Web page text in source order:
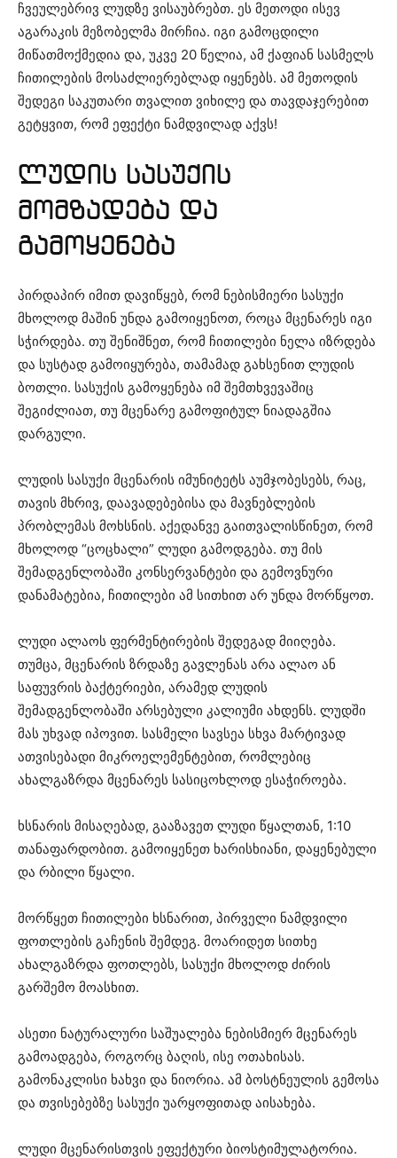
ჩვეულებრივ ლუდზე ვისაუბრებთ. ეს მეთოდი ისევ
აგარაკის მეზობელმა მირჩია. იგი გამოცდილი
მიწათმოქმედია და, უკვე 20 წელია, ამ ქაფიან სასმელს
ჩითილების მოსაძლიერებლად იყენებს. ამ მეთოდის
შედეგი საკუთარი თვალით ვიხილე და თავდაჯერებით
გეტყვით, რომ ეფექტი ნამდვილად აქვს!
ლუდის სასუქის
მომზადება და
გამოყენება
პირდაპირ იმით დავიწყებ, რომ ნებისმიერი სასუქი
მხოლოდ მაშინ უნდა გამოიყენოთ, როცა მცენარეს იგი
სჭირდება. თუ შენიშნეთ, რომ ჩითილები ნელა იზრდება
და სუსტად გამოიყურება, თამამად გახსენით ლუდის
ბოთლი. სასუქის გამოყენება იმ შემთხვევაშიც
შეგიძლიათ, თუ მცენარე გამოფიტულ ნიადაგშია
დარგული.
ლუდის სასუქი მცენარის იმუნიტეტს აუმჯობესებს, რაც,
თავის მხრივ, დაავადებებისა და მავნებლების
პრობლემას მოხსნის. აქედანვე გაითვალისწინეთ, რომ
მხოლოდ “ცოცხალი” ლუდი გამოდგება. თუ მის
შემადგენლობაში კონსერვანტები და გემოვნური
დანამატებია, ჩითილები ამ სითხით არ უნდა მორწყოთ.
ლუდი ალაოს ფერმენტირების შედეგად მიიღება.
თუმცა, მცენარის ზრდაზე გავლენას არა ალაო ან
საფუვრის ბაქტერიები, არამედ ლუდის
შემადგენლობაში არსებული კალიუმი ახდენს. ლუდში
მას უხვად იპოვით. სასმელი სავსეა სხვა მარტივად
ათვისებადი მიკროელემენტებით, რომლებიც
ახალგაზრდა მცენარეს სასიცოხლოდ ესაჭიროება.
ხსნარის მისაღებად, გააზავეთ ლუდი წყალთან, 1:10
თანაფარდობით. გამოიყენეთ ხარისხიანი, დაყენებული
და რბილი წყალი.
მორწყეთ ჩითილები ხსნარით, პირველი ნამდვილი
ფოთლების გაჩენის შემდეგ. მოარიდეთ სითხე
ახალგაზრდა ფოთლებს, სასუქი მხოლოდ ძირის
გარშემო მოასხით.
ასეთი ნატურალური საშუალება ნებისმიერ მცენარეს
გამოადგება, როგორც ბაღის, ისე ოთახისას.
გამონაკლისი ხახვი და ნიორია. ამ ბოსტნეულის გემოსა
და თვისებებზე სასუქი უარყოფითად აისახება.
ლუდი მცენარისთვის ეფექტური ბიოსტიმულატორია.